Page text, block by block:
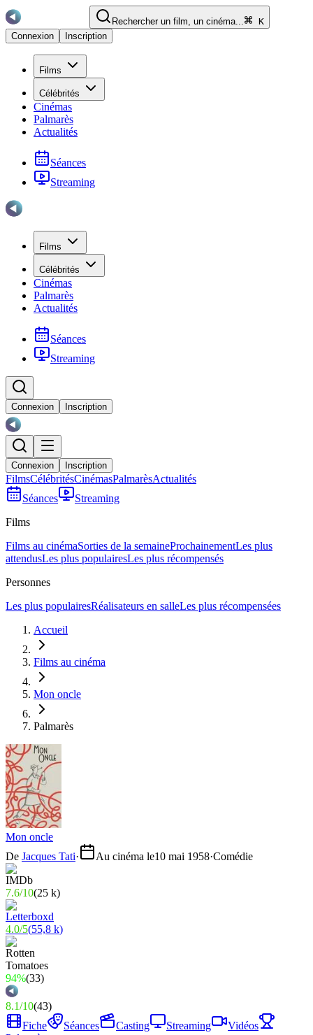
Rechercher un film, un cinéma...
K
Connexion
Inscription
Films
Célébrités
Cinémas
Palmarès
Actualités
Séances
Streaming
Films
Célébrités
Cinémas
Palmarès
Actualités
Séances
Streaming
Connexion Inscription
Connexion Inscription
FilmsCélébritésCinémasPalmarèsActualités
Séances
Streaming
Films
Films au cinémaSorties de la semaineProchainementLes plus
attendusLes plus populairesLes plus récompensés
Personnes
Les plus populairesRéalisateurs en salleLes plus récompensées
Accueil
Films au cinéma
Mon oncle
Palmarès
Mon oncle
De Jacques Tati· Au cinéma le10 mai 1958·Comédie
7.6/10(25 k)
4.0/5(55,8 k)
94%(33)
8.1/10(43)
Fiche
Séances Casting Streaming
Vidéos